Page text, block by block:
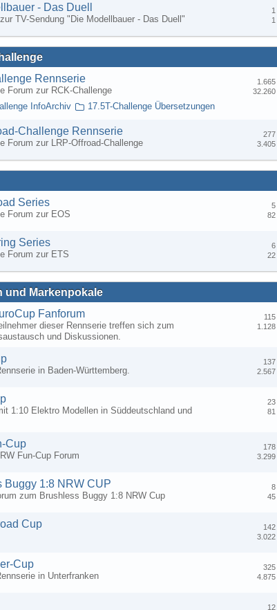
- Das Duell
TV-Sendung "Die Modellbauer - Das Duell"
1
1
Rennserie
Forum zur RCK-Challenge
1.665
32.260
InfoArchiv 17.5T-Challenge Übersetzungen
Challenge Rennserie
Forum zur LRP-Offroad-Challenge
277
3.405
Series
Forum zur EOS
5
82
Series
Forum zur ETS
6
22
und Markenpokale
Fanforum
dieser Rennserie treffen sich zum
und Diskussionen.
115
1.128
in Baden-Württemberg.
137
2.567
1:10 Elektro Modellen in Süddeutschland und
23
81
Cup
Fun-Cup Forum
178
3.299
Buggy 1:8 NRW CUP
zum Brushless Buggy 1:8 NRW Cup
8
45
Cup
142
3.022
Cup
in Unterfranken
325
4.875
12